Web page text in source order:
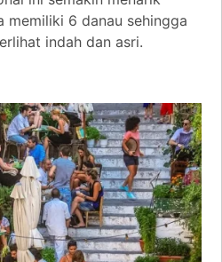
memiliki 6 danau sehingga
indah dan asri.